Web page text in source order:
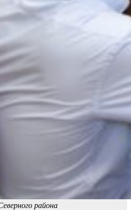
района